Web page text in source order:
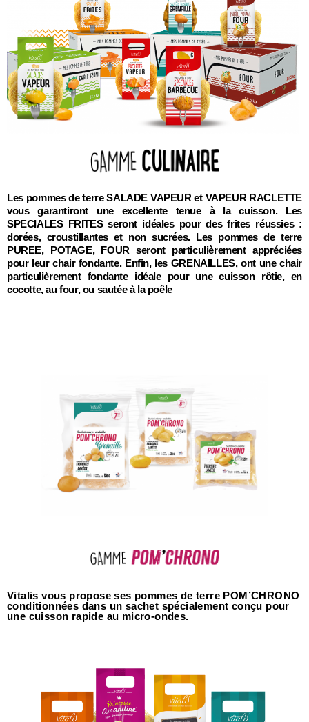
Les pommes de terre SALADE VAPEUR et VAPEUR RACLETTE
vous garantiront une excellente tenue à la cuisson. Les
SPECIALES FRITES seront idéales pour des frites réussies :
dorées, croustillantes et non sucrées. Les pommes de terre
PUREE, POTAGE, FOUR seront particulièrement appréciées
pour leur chair fondante. Enfin, les GRENAILLES, ont une chair
particulièrement fondante idéale pour une cuisson rôtie, en
cocotte, au four, ou sautée à la poêle
Vitalis vous propose ses pommes de terre POM’CHRONO
conditionnées dans un sachet spécialement conçu pour
une cuisson rapide au micro-ondes.